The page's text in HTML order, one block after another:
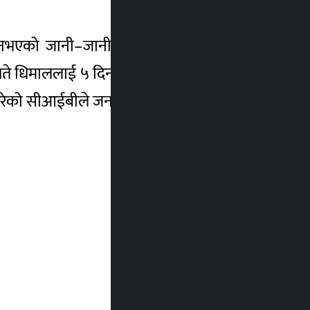
जानी–जानी विभिन्न मितिमा चेक काटेर
५ दिन र २० लाख रुपैयाँ जरिवाना
सीआईबीले जनाएको छ ।